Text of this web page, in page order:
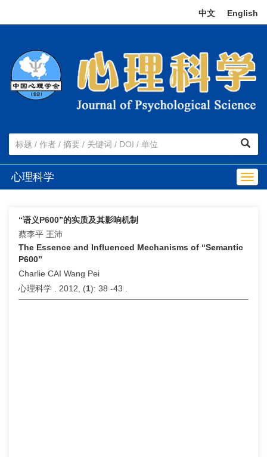
中文 English
心理科学
“语义P600”的实质及其影响机制
蔡李平 王沛
The Essence and Influenced Mechanisms of “Semantic
P600”
Charlie CAI Wang Pei
心理科学 . 2012, (1): 38 -43 .